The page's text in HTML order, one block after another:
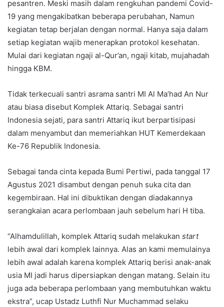
pesantren. Meski masih dalam rengkuhan pandemi Covid-
19 yang mengakibatkan beberapa perubahan, Namun
kegiatan tetap berjalan dengan normal. Hanya saja dalam
setiap kegiatan wajib menerapkan protokol kesehatan.
Mulai dari kegiatan ngaji al-Qur’an, ngaji kitab, mujahadah
hingga KBM.
Tidak terkecuali santri asrama santri MI Al Ma’had An Nur
atau biasa disebut Komplek Attariq. Sebagai santri
Indonesia sejati, para santri Attariq ikut berpartisipasi
dalam menyambut dan memeriahkan HUT Kemerdekaan
Ke-76 Republik Indonesia.
Sebagai tanda cinta kepada Bumi Pertiwi, pada tanggal 17
Agustus 2021 disambut dengan penuh suka cita dan
kegembiraan. Hal ini dibuktikan dengan diadakannya
serangkaian acara perlombaan jauh sebelum hari H tiba.
“Alhamdulillah, komplek Attariq sudah melakukan start
lebih awal dari komplek lainnya. Alas an kami memulainya
lebih awal adalah karena komplek Attariq berisi anak-anak
usia MI jadi harus dipersiapkan dengan matang. Selain itu
juga ada beberapa perlombaan yang membutuhkan waktu
ekstra”, ucap Ustadz Luthfi Nur Muchammad selaku